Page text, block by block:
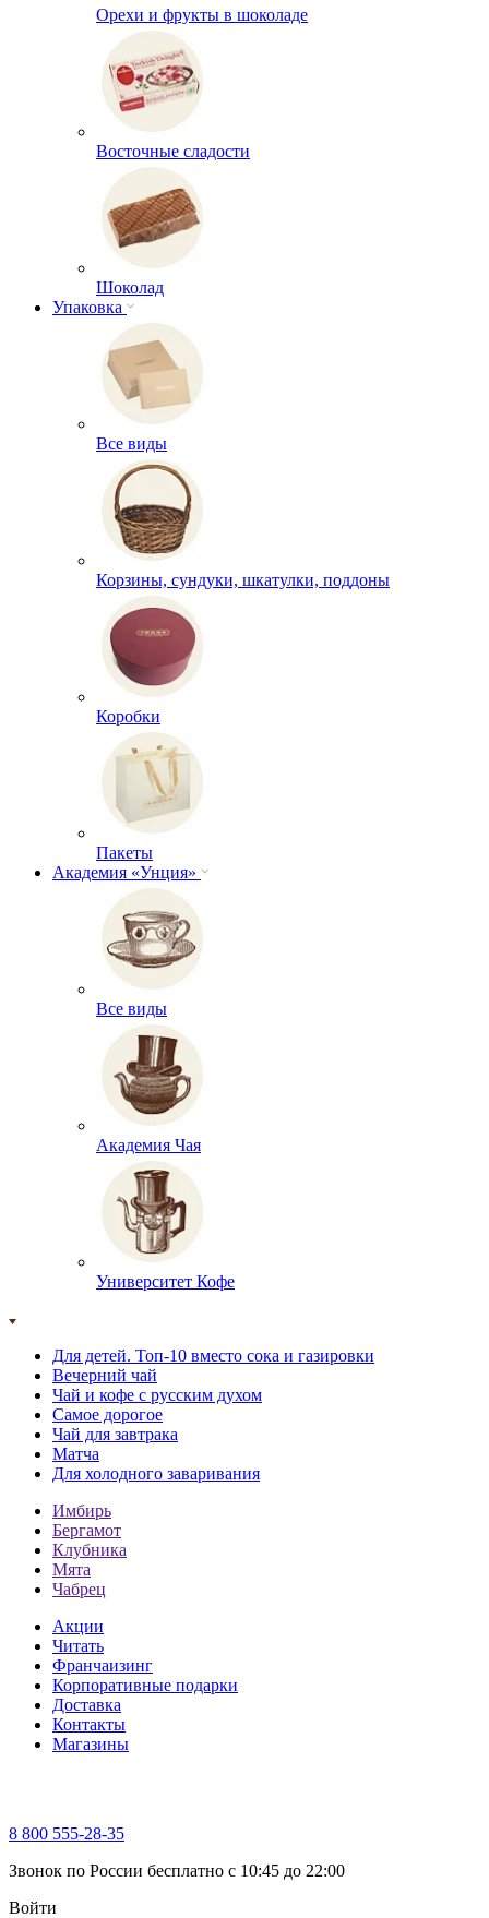
Орехи и фрукты в шоколаде
Восточные сладости
Шоколад
Упаковка
Все виды
Корзины, сундуки, шкатулки, поддоны
Коробки
Пакеты
Академия «Унция»
Все виды
Академия Чая
Университет Кофе
Для детей. Топ-10 вместо сока и газировки
Вечерний чай
Чай и кофе с русским духом
Самое дорогое
Чай для завтрака
Матча
Для холодного заваривания
Имбирь
Бергамот
Клубника
Мята
Чабрец
Акции
Читать
Франчаизинг
Корпоративные подарки
Доставка
Контакты
Магазины
8 800 555-28-35
Звонок по России бесплатно c 10:45 до 22:00
Войти